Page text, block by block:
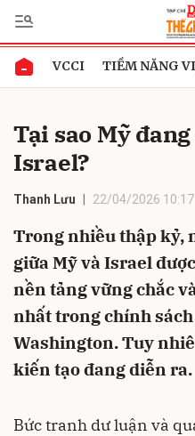
VCCI TIỀM NĂNG
Tại sao Mỹ
Israel?
Thanh Lưu 22/04/2026 10:17
Trong nhiều thập kỷ,
giữa Mỹ và Israel
nền tảng vững chắc
nhất trong chính
Washington. Tuy
kiến tạo đang diễn ra.
Bức tranh dư luận và
Gửi bình luận